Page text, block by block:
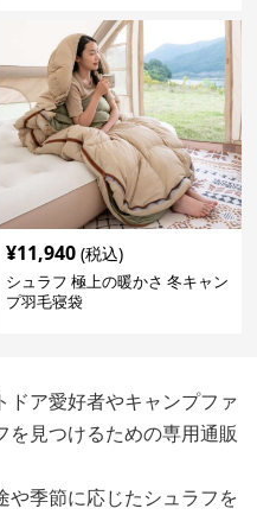
¥11,940 (税込)
シュラフ 極上の暖かさ 冬キャン
プ羽毛寝袋
ドア愛好者やキャンプファ
を見つけるための専用通販
や季節に応じたシュラフを